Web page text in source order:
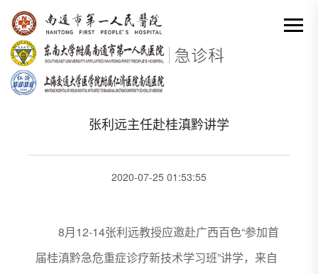
网站首页 - 科室动态详情
分类出来 
张利远主任赴桂滇黔讲学
2020-07-25 01:53:55
8月12-14张利远教授应邀赴广西百色“参加首
届桂滇黔急危重症诊疗新技术学习班”讲学，来自